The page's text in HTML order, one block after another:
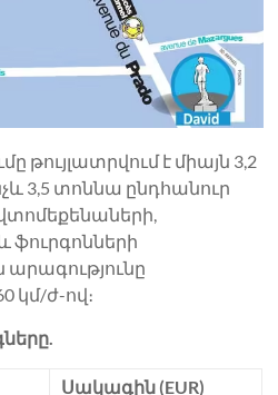
թույլատրվում է միայն 3,2
3,5 տոննա ընդհանուր
ֆուրգոնների
արագությունը
կմ/ժ-ով։
Սակագին (EUR)